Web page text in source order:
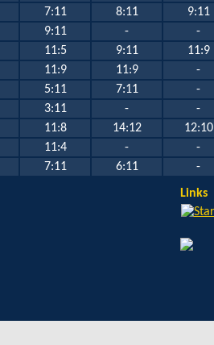
7:11 8:11 9:11
9:11 - -
11:5 9:11 11:9
11:9 11:9 -
5:11 7:11 -
3:11 - -
11:8 14:12 12:10
11:4 - -
7:11 6:11 -
Links